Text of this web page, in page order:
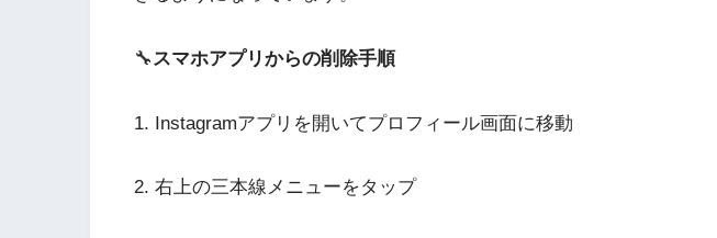
🔧スマホアプリからの削除手順
1. Instagramアプリを開いてプロフィール画面に移動
2. 右上の三本線メニューをタップ